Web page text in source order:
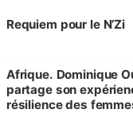
Requiem pour le N’Zi
Afrique. Dominique
partage son
résilience des